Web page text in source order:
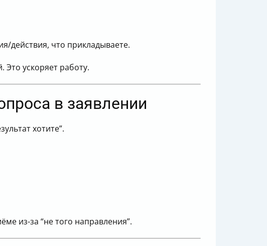
действия, что прикладываете.
ускоряет работу.
в заявлении
хотите”.
из-за “не того направления”.